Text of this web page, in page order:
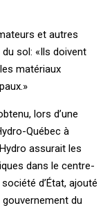
et autres
sol: «Ils doivent
matériaux
lors d’une
Québec à
assurait les
dans le centre-
d’État, ajouté
du